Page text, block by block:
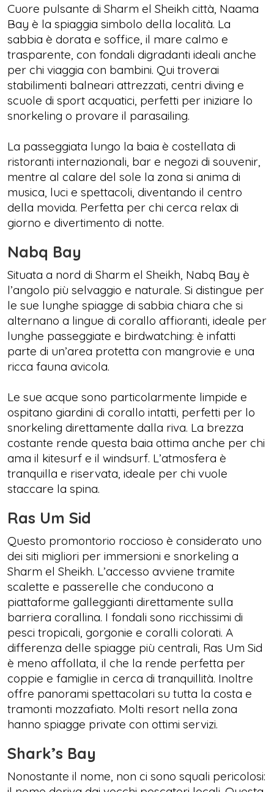
Cuore pulsante di Sharm el Sheikh città, Naama
Bay è la spiaggia simbolo della località. La
sabbia è dorata e soffice, il mare calmo e
trasparente, con fondali digradanti ideali anche
per chi viaggia con bambini. Qui troverai
stabilimenti balneari attrezzati, centri diving e
scuole di sport acquatici, perfetti per iniziare lo
snorkeling o provare il parasailing.
La passeggiata lungo la baia è costellata di
ristoranti internazionali, bar e negozi di souvenir,
mentre al calare del sole la zona si anima di
musica, luci e spettacoli, diventando il centro
della movida. Perfetta per chi cerca relax di
giorno e divertimento di notte.
Nabq Bay
Situata a nord di Sharm el Sheikh, Nabq Bay è
l’angolo più selvaggio e naturale. Si distingue per
le sue lunghe spiagge di sabbia chiara che si
alternano a lingue di corallo affioranti, ideale per
lunghe passeggiate e birdwatching: è infatti
parte di un’area protetta con mangrovie e una
ricca fauna avicola.
Le sue acque sono particolarmente limpide e
ospitano giardini di corallo intatti, perfetti per lo
snorkeling direttamente dalla riva. La brezza
costante rende questa baia ottima anche per chi
ama il kitesurf e il windsurf. L’atmosfera è
tranquilla e riservata, ideale per chi vuole
staccare la spina.
Ras Um Sid
Questo promontorio roccioso è considerato uno
dei siti migliori per immersioni e snorkeling a
Sharm el Sheikh. L’accesso avviene tramite
scalette e passerelle che conducono a
piattaforme galleggianti direttamente sulla
barriera corallina. I fondali sono ricchissimi di
pesci tropicali, gorgonie e coralli colorati. A
differenza delle spiagge più centrali, Ras Um Sid
è meno affollata, il che la rende perfetta per
coppie e famiglie in cerca di tranquillità. Inoltre
offre panorami spettacolari su tutta la costa e
tramonti mozzafiato. Molti resort nella zona
hanno spiagge private con ottimi servizi.
Shark’s Bay
Nonostante il nome, non ci sono squali pericolosi: